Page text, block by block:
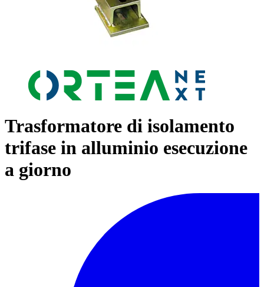
Trasformatore di isolamento
trifase in alluminio esecuzione
a giorno